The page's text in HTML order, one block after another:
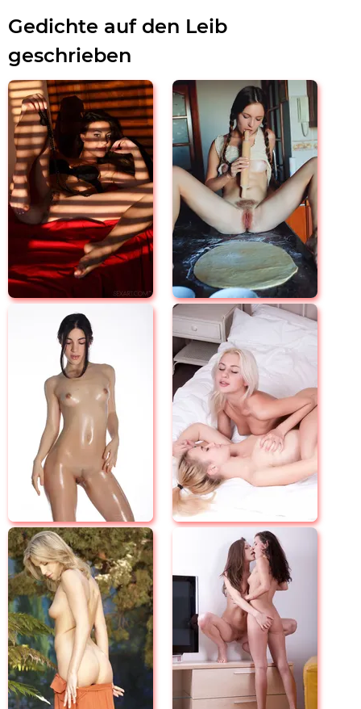
Gedichte auf den Leib
geschrieben